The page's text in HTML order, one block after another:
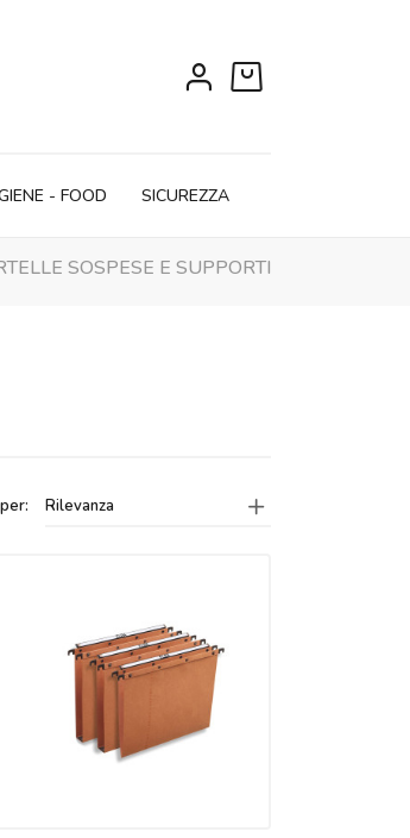
- FOOD SICUREZZA
SOSPESE E SUPPORTI
Rilevanza